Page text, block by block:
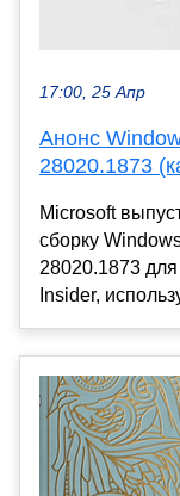
17:00, 25 Апр
Анонс
28020.1873
Microsoft
сборку
28020.1873
Insider,